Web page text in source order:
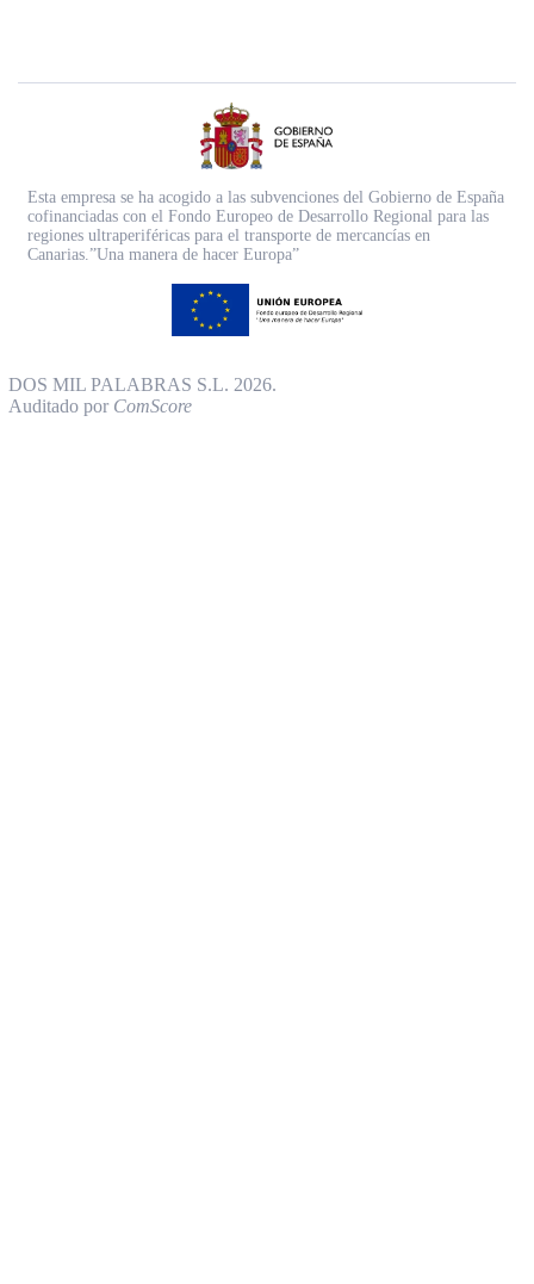
Esta empresa se ha acogido a las subvenciones del Gobierno de España
cofinanciadas con el Fondo Europeo de Desarrollo Regional para las
regiones ultraperiféricas para el transporte de mercancías en
Canarias.”Una manera de hacer Europa”
DOS MIL PALABRAS S.L. 2026.
Auditado por ComScore